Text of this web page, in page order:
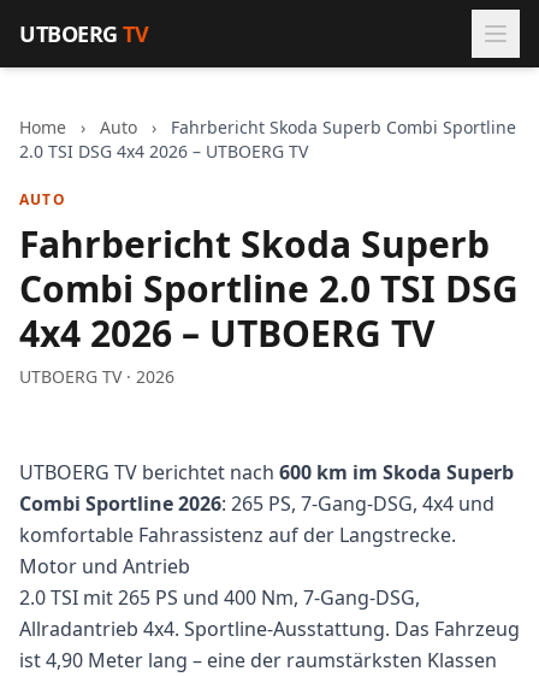
UTBOERGTV
Home › Auto ›
Fahrbericht Skoda Superb Combi Sportline
2.0 TSI DSG 4x4 2026 – UTBOERG TV
AUTO
Fahrbericht Skoda Superb
Combi Sportline 2.0 TSI DSG
4x4 2026 – UTBOERG TV
UTBOERG TV · 2026
UTBOERG TV berichtet nach 600 km im Skoda Superb
Combi Sportline 2026: 265 PS, 7-Gang-DSG, 4x4 und
komfortable Fahrassistenz auf der Langstrecke.
Motor und Antrieb
2.0 TSI mit 265 PS und 400 Nm, 7-Gang-DSG,
Allradantrieb 4x4. Sportline-Ausstattung. Das Fahrzeug
ist 4,90 Meter lang – eine der raumstärksten Klassen